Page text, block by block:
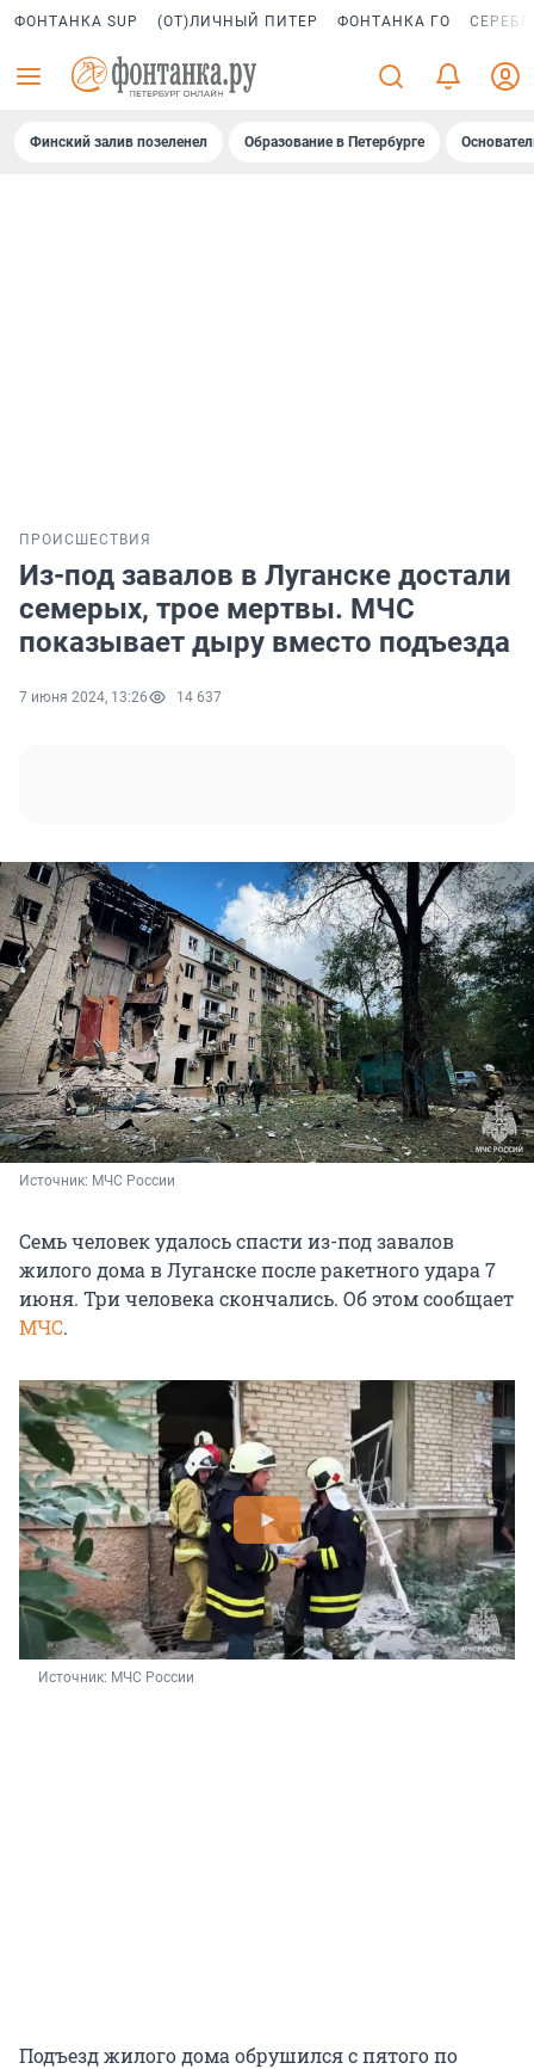
ФОНТАНКА SUP (ОТ)ЛИЧНЫЙ ПИТЕР ФОНТАНКА ГО
Финский залив позеленел Образование в Петербурге
ПРОИСШЕСТВИЯ
Из-под завалов в Луганске достали
семерых, трое мертвы. МЧС
показывает дыру вместо подъезда
7 июня 2024, 13:26 14 637
Источник: МЧС России
Семь человек удалось спасти из-под завалов
жилого дома в Луганске после ракетного удара 7
июня. Три человека скончались. Об этом сообщает
МЧС.
Источник: МЧС России
Подъезд жилого дома обрушился с пятого по